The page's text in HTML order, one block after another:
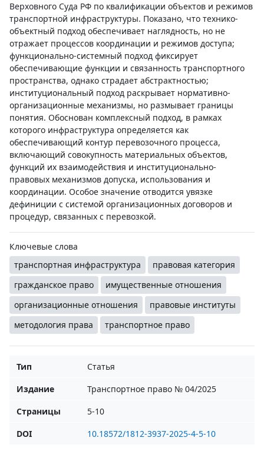
Верховного Суда РФ по квалификации объектов и режимов
транспортной инфраструктуры. Показано, что технико-
объектный подход обеспечивает наглядность, но не
отражает процессов координации и режимов доступа;
функционально-системный подход фиксирует
обеспечивающие функции и связанность транспортного
пространства, однако страдает абстрактностью;
институциональный подход раскрывает нормативно-
организационные механизмы, но размывает границы
понятия. Обоснован комплексный подход, в рамках
которого инфраструктура определяется как
обеспечивающий контур перевозочного процесса,
включающий совокупность материальных объектов,
функций их взаимодействия и институционально-
правовых механизмов допуска, использования и
координации. Особое значение отводится увязке
дефиниции с системой организационных договоров и
процедур, связанных с перевозкой.
Ключевые слова
транспортная инфраструктура
правовая категория
гражданское право
имущественные отношения
организационные отношения
правовые институты
методология права
транспортное право
Тип
Статья
Издание
Транспортное право № 04/2025
Страницы
5-10
DOI
10.18572/1812-3937-2025-4-5-10